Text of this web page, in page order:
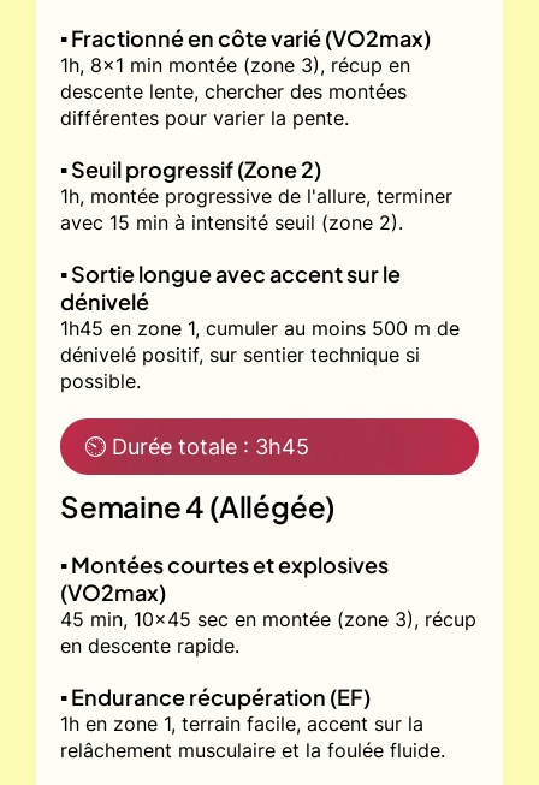
▪️ Fractionné en côte varié (VO2max)
1h, 8x1 min montée (zone 3), récup en
descente lente, chercher des montées
différentes pour varier la pente.
▪️ Seuil progressif (Zone 2)
1h, montée progressive de l'allure, terminer
avec 15 min à intensité seuil (zone 2).
▪️ Sortie longue avec accent sur le
dénivelé
1h45 en zone 1, cumuler au moins 500 m de
dénivelé positif, sur sentier technique si
possible.
⏲ Durée totale : 3h45
Semaine 4 (Allégée)
▪️ Montées courtes et explosives
(VO2max)
45 min, 10x45 sec en montée (zone 3), récup
en descente rapide.
▪️ Endurance récupération (EF)
1h en zone 1, terrain facile, accent sur la
relâchement musculaire et la foulée fluide.